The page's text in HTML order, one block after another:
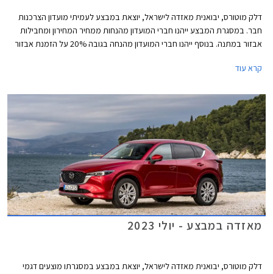
דלק מוטורס, יבואנית מאזדה לישראל, יוצאת במבצע לעמיתי מועדון הצרכנות
חבר. במסגרת המבצע ייהנו חברי המועדון מהנחות ממחיר המחירון ומחבילות
אבזור במתנה. בנוסף ייהנו חברי המועדון מהנחה בגובה 20% על הזמנת אבזור
התצוגה של מאזדה בין התאריכים 12.09.2023-13.10.2023.
קרא עוד
מאזדה במבצע - יולי 2023
דלק מוטורס, יבואנית מאזדה לישראל, יוצאת במבצע במסגרתו מוצעים דגמי